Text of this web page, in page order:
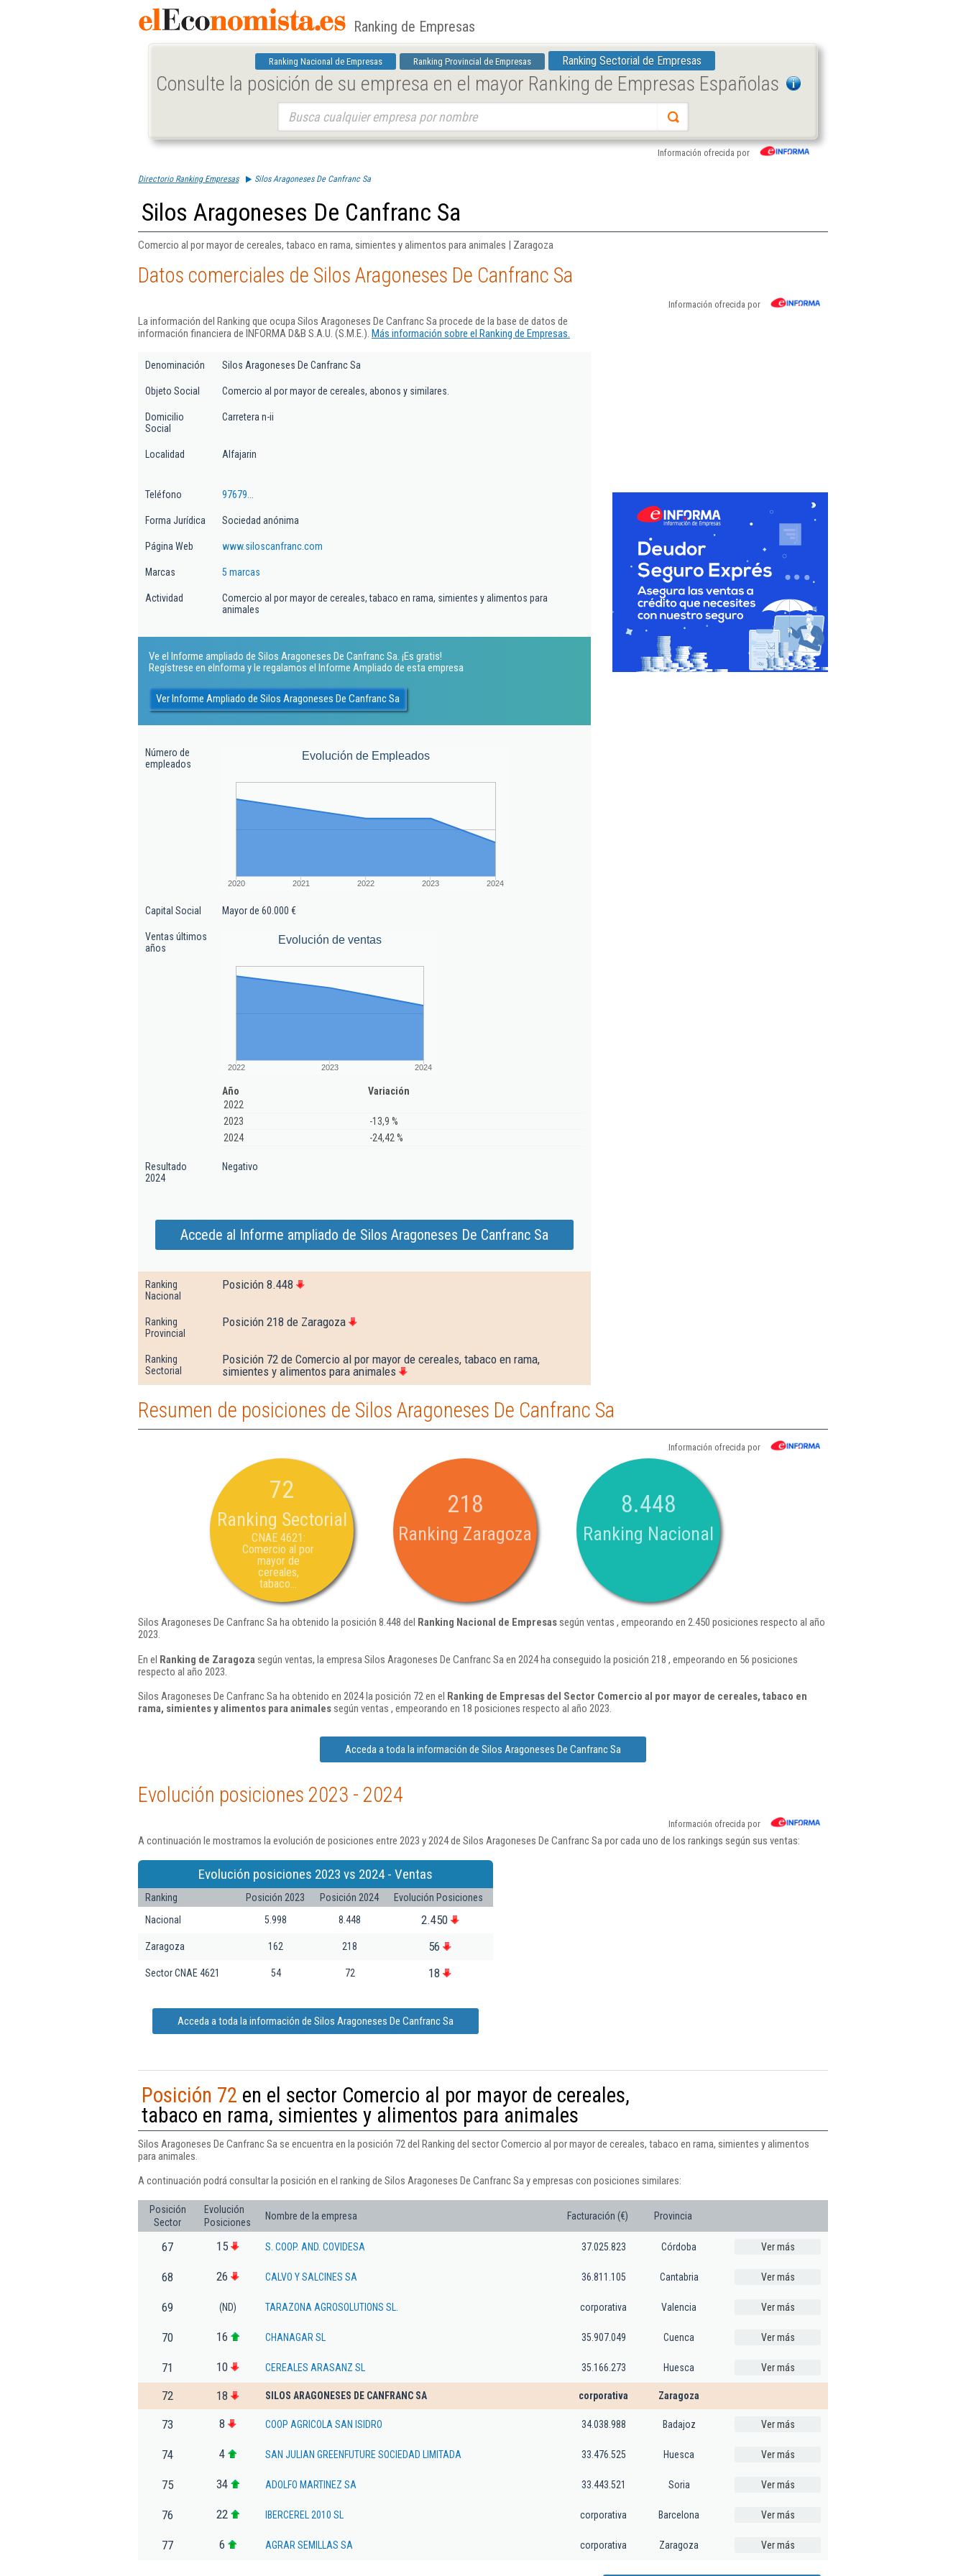
Ranking de Empresas
Ranking Nacional de Empresas Ranking Provincial de Empresas Ranking Sectorial de Empresas
Consulte la posición de su empresa en el mayor Ranking de Empresas Españolas
Información ofrecida por
Directorio Ranking Empresas Silos Aragoneses De Canfranc Sa
Silos Aragoneses De Canfranc Sa
Comercio al por mayor de cereales, tabaco en rama, simientes y alimentos para animales | Zaragoza
Datos comerciales de Silos Aragoneses De Canfranc Sa
Información ofrecida por
La información del Ranking que ocupa Silos Aragoneses De Canfranc Sa procede de la base de datos de
información financiera de INFORMA D&B S.A.U. (S.M.E.). Más información sobre el Ranking de Empresas.
Denominación Silos Aragoneses De Canfranc Sa
Objeto Social Comercio al por mayor de cereales, abonos y similares.
Domicilio
Social
Carretera n-ii
Localidad Alfajarin
Teléfono 97679...
Forma Jurídica Sociedad anónima
Página Web www.siloscanfranc.com
Marcas 5 marcas
Actividad
Comercio al por mayor de cereales, tabaco en rama, simientes y alimentos para
animales
Ve el Informe ampliado de Silos Aragoneses De Canfranc Sa. ¡Es gratis!
Regístrese en eInforma y le regalamos el Informe Ampliado de esta empresa
Ver Informe Ampliado de Silos Aragoneses De Canfranc Sa
Número de
empleados
Evolución de Empleados
2020 2021 2022 2023 2024
Capital Social Mayor de 60.000 €
Ventas últimos
años
Evolución de ventas
2022 2023 2024
Año
Variación
2022
2023
-13,9 %
2024
-24,42 %
Resultado
2024
Negativo
Accede al Informe ampliado de Silos Aragoneses De Canfranc Sa
Ranking
Nacional
Posición 8.448
Ranking
Provincial
Posición 218 de Zaragoza
Ranking
Sectorial
Posición 72 de Comercio al por mayor de cereales, tabaco en rama,
simientes y alimentos para animales
Resumen de posiciones de Silos Aragoneses De Canfranc Sa
Información ofrecida por
72
Ranking Sectorial
CNAE 4621:
Comercio al por
mayor de
cereales,
tabaco...
218
Ranking Zaragoza
8.448
Ranking Nacional
Silos Aragoneses De Canfranc Sa ha obtenido la posición 8.448 del Ranking Nacional de Empresassegún ventas , empeorando en 2.450 posiciones respecto al año
2023.
En el Ranking de Zaragoza según ventas, la empresa Silos Aragoneses De Canfranc Sa en 2024 ha conseguido la posición 218 , empeorando en 56 posiciones
respecto al año 2023.
Silos Aragoneses De Canfranc Sa ha obtenido en 2024 la posición 72 en el Ranking de Empresas del Sector Comercio al por mayor de cereales, tabaco en
rama, simientes y alimentos para animalessegún ventas , empeorando en 18 posiciones respecto al año 2023.
Acceda a toda la información de Silos Aragoneses De Canfranc Sa
Evolución posiciones 2023 - 2024
Información ofrecida por
A continuación le mostramos la evolución de posiciones entre 2023 y 2024 de Silos Aragoneses De Canfranc Sa por cada uno de los rankings según sus ventas:
Evolución posiciones 2023 vs 2024 - Ventas
Ranking Posición 2023 Posición 2024
Evolución Posiciones
Nacional
5.998 8.448 2.450
Zaragoza 162 218 56
Sector CNAE 4621 54 72 18
Acceda a toda la información de Silos Aragoneses De Canfranc Sa
Posición 72 en el sector Comercio al por mayor de cereales,
tabaco en rama, simientes y alimentos para animales
Silos Aragoneses De Canfranc Sa se encuentra en la posición 72 del Ranking del sector Comercio al por mayor de cereales, tabaco en rama, simientes y alimentos
para animales.
A continuación podrá consultar la posición en el ranking de Silos Aragoneses De Canfranc Sa y empresas con posiciones similares:
Posición
Sector
Evolución
Posiciones
Nombre de la empresa Facturación (€) Provincia
67 15 S. COOP. AND. COVIDESA 37.025.823 Córdoba Ver más
68 26 CALVO Y SALCINES SA 36.811.105 Cantabria Ver más
69 (ND) TARAZONA AGROSOLUTIONS SL. corporativa Valencia Ver más
70 16 CHANAGAR SL 35.907.049 Cuenca Ver más
71 10 CEREALES ARASANZ SL 35.166.273 Huesca Ver más
72 18 SILOS ARAGONESES DE CANFRANC SA corporativa Zaragoza
73 8 COOP AGRICOLA SAN ISIDRO 34.038.988 Badajoz Ver más
74 4 SAN JULIAN GREENFUTURE SOCIEDAD LIMITADA 33.476.525 Huesca Ver más
75 34 ADOLFO MARTINEZ SA 33.443.521 Soria Ver más
76 22 IBERCEREL 2010 SL corporativa Barcelona Ver más
77 6 AGRAR SEMILLAS SA corporativa Zaragoza Ver más